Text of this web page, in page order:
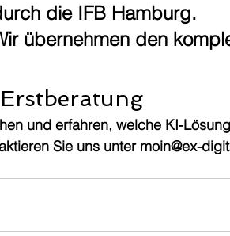
die IFB Hamburg.
übernehmen den
und erfahren, welche KI-
Sie uns unter moin@ex-